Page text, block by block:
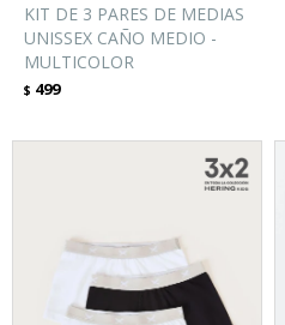
KIT DE 3 PARES DE MEDIAS
UNISSEX CAÑO MEDIO -
MULTICOLOR
$ 499